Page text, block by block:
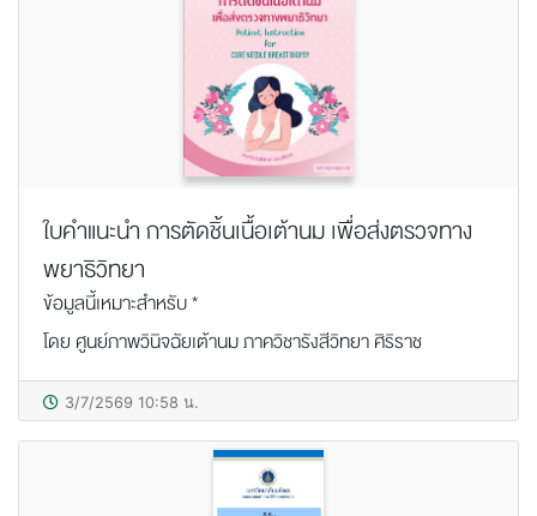
ใบคำแนะนำ การตัดชิ้นเนื้อเต้านม เพื่อส่งตรวจทาง
พยาธิวิทยา
ข้อมูลนี้เหมาะสำหรับ *
โดย ศูนย์ภาพวินิจฉัยเต้านม ภาควิชารังสีวิทยา ศิริราช
3/7/2569 10:58 น.